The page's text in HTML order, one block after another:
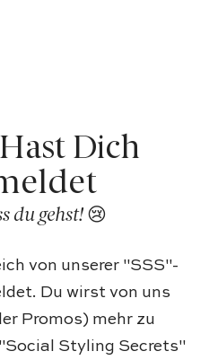
Hast Dich
du gehst! 😢
von unserer "SSS"-
Du wirst von uns
Promos) mehr zu
Styling Secrets"